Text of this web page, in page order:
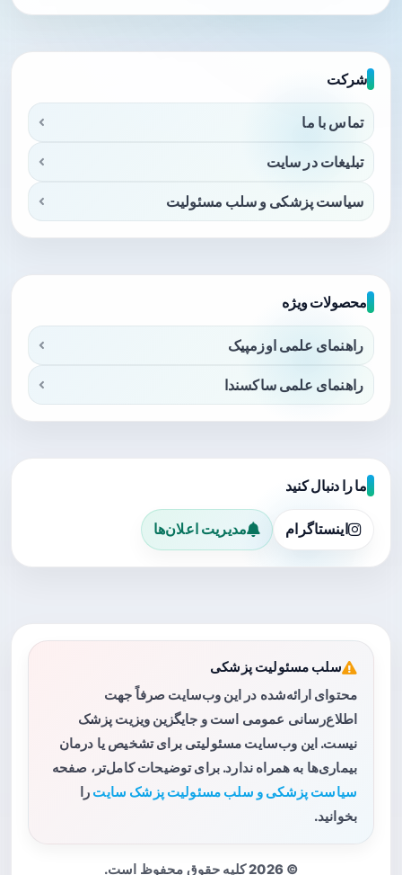
شرکت
تماس با ما
تبلیغات در سایت
سیاست پزشکی و سلب مسئولیت
محصولات ویژه
راهنمای علمی اوزمپیک
راهنمای علمی ساکسندا
ما را دنبال کنید
اینستاگرام مدیریت اعلان‌ها
سلب مسئولیت پزشکی
محتوای ارائه‌شده در این وب‌سایت صرفاً جهت
اطلاع‌رسانی عمومی است و جایگزین ویزیت پزشک
نیست. این وب‌سایت مسئولیتی برای تشخیص یا درمان
بیماری‌ها به همراه ندارد. برای توضیحات کامل‌تر، صفحه
سیاست پزشکی و سلب مسئولیت پزشک سایت را
بخوانید.
© 2026 کلیه حقوق محفوظ است.